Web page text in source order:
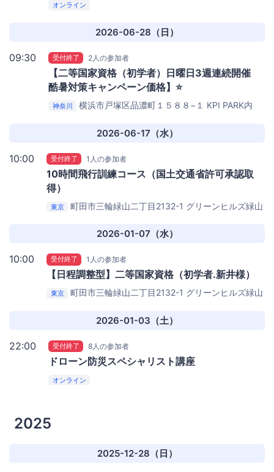
オンライン
2026-06-28（日）
09:30 受付終了 2人の参加者
【二等国家資格（初学者）日曜日3週連続開催
酷暑対策キャンペーン価格】⭐️
神奈川 横浜市戸塚区品濃町１５８８−１ KPI PARK内
2026-06-17（水）
10:00 受付終了 1人の参加者
10時間飛行訓練コース（国土交通省許可承認取
得）
東京 町田市三輪緑山二丁目2132-1 グリーンヒルズ緑山
2026-01-07（水）
10:00 受付終了 1人の参加者
【日程調整型】二等国家資格（初学者.新井様）
東京 町田市三輪緑山二丁目2132-1 グリーンヒルズ緑山
2026-01-03（土）
22:00 受付終了 8人の参加者
ドローン防災スペシャリスト講座
オンライン
2025
2025-12-28（日）